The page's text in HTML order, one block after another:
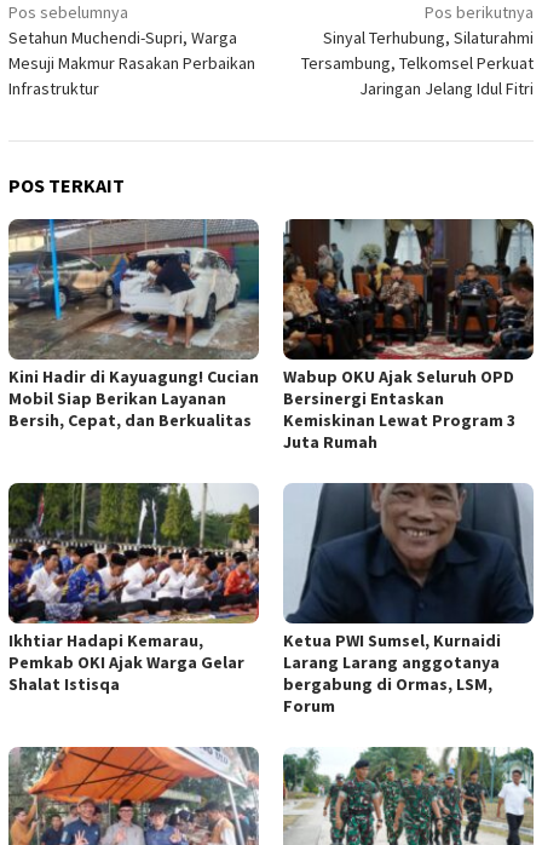
Navigasi
pos
Pos sebelumnya
Setahun Muchendi-Supri, Warga
Mesuji Makmur Rasakan Perbaikan
Infrastruktur
Pos berikutnya
Sinyal Terhubung, Silaturahmi
Tersambung, Telkomsel Perkuat
Jaringan Jelang Idul Fitri
POS TERKAIT
Kini Hadir di Kayuagung! Cucian
Mobil Siap Berikan Layanan
Bersih, Cepat, dan Berkualitas
Wabup OKU Ajak Seluruh OPD
Bersinergi Entaskan
Kemiskinan Lewat Program 3
Juta Rumah
Ikhtiar Hadapi Kemarau,
Pemkab OKI Ajak Warga Gelar
Shalat Istisqa
Ketua PWI Sumsel, Kurnaidi
Larang Larang anggotanya
bergabung di Ormas, LSM,
Forum